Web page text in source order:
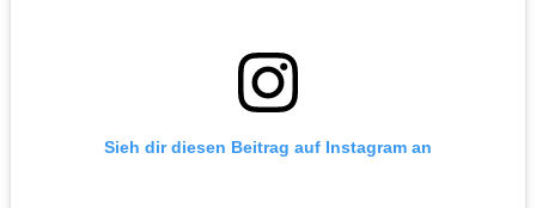
Sieh dir diesen Beitrag auf Instagram an